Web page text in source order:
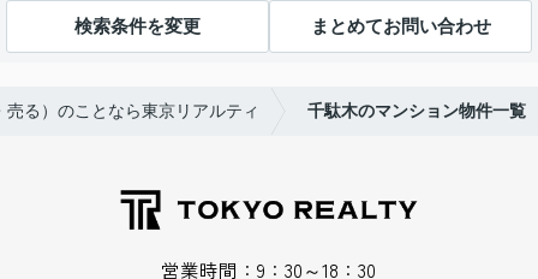
検索条件を変更 まとめてお問い合わせ
る）のことなら東京リアルティ 千駄木のマンション物件一覧
営業時間：9：30～18：30